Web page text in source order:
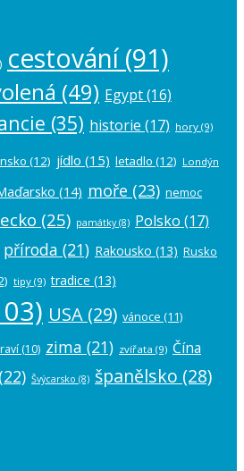
cestování(91)
(49) Egypt(16)
(35) historie (17) hory (9)
(12) jídlo (15) letadlo (12) Londýn
(14) moře (23) nemoc
(25) památky(8) Polsko (17)
příroda (21) Rakousko (13) Rusko
tipy (9) tradice (13)
USA (29) vánoce (11)
(10) zima (21) zvířata (9) Čína
(22) Švýcarsko (8) španělsko (28)